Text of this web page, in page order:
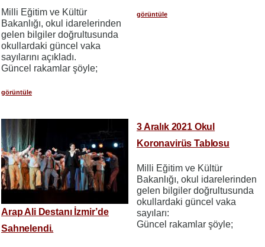
Milli Eğitim ve Kültür
Bakanlığı, okul idarelerinden
gelen bilgiler doğrultusunda
okullardaki güncel vaka
sayılarını açıkladı.
Güncel rakamlar şöyle;
görüntüle
görüntüle
Arap Ali Destanı İzmir’de
Sahnelendi.
3 Aralık 2021 Okul
Koronavirüs Tablosu
Milli Eğitim ve Kültür
Bakanlığı, okul idarelerinden
gelen bilgiler doğrultusunda
okullardaki güncel vaka
sayıları:
Güncel rakamlar şöyle;